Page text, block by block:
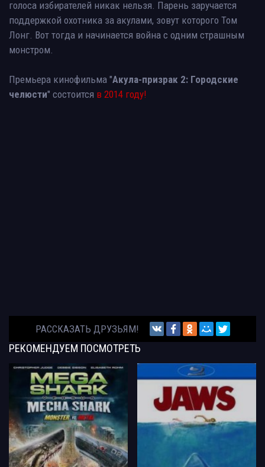
голоса избирателей никак нельзя. Парень заручается
поддержкой охотника за акулами, зовут которого Том
Лонг. Вот тогда и начинается война с одним страшным
монстром.
Премьера кинофильма "Акула-призрак 2: Городские
челюсти" состоится в 2014 году!
РАССКАЗАТЬ ДРУЗЬЯМ!
РЕКОМЕНДУЕМ ПОСМОТРЕТЬ